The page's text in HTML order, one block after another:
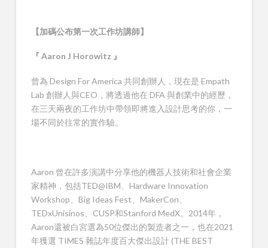
【加碼公布第一次工作坊講師】
『 Aaron J Horowitz 』
曾為 Design For America 共同創辦人，現在是 Empath
Lab 創辦人與CEO，將透過他在 DFA 與創業中的經歷，
在三天兩夜的工作坊中帶領即將進入設計思考的你，一
場不同於往常的實作驗。
Aaron 曾在許多演講中分享他的機器人技術和社會企業
家精神，包括TED@IBM、Hardware Innovation
Workshop、Big Ideas Fest、MakerCon、
TEDxUnisinos、CUSP和Stanford MedX。2014年，
Aaron還被白宮選為50位傑出的製造者之一，也在2021
年獲選 TIMES 雜誌年度百大傑出設計 (THE BEST